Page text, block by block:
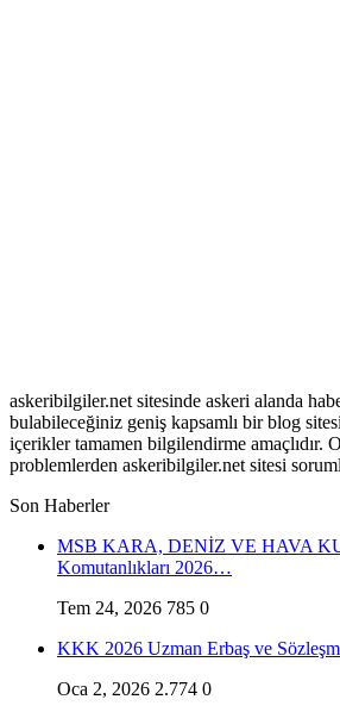
askeribilgiler.net sitesinde askeri alanda
bulabileceğiniz geniş kapsamlı bir blog
içerikler tamamen bilgilendirme amaçlıdır.
problemlerden askeribilgiler.net sitesi
Son Haberler
MSB KARA, DENİZ VE HAVA
Komutanlıkları 2026…
Tem 24, 2026 785 0
KKK 2026 Uzman Erbaş ve
Oca 2, 2026 2.774 0